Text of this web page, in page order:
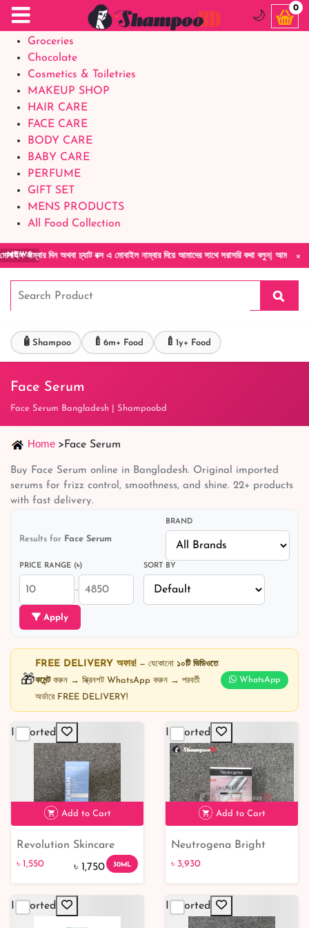
Food Supplements
Baby Foods
Groceries
Chocolate
Cosmetics & Toiletries
MAKEUP SHOP
HAIR CARE
FACE CARE
BODY CARE
BABY CARE
PERFUME
GIFT SET
MENS PRODUCTS
All Food Collection
×
NEWSচ্যাট বক্স এ মোবাইল নাম্বার দিয়ে আমাদের সাথে সরাসরি কথা বলুন| আমাদের যেকোনো পণ্য
🌙
0
🧴 Shampoo 🍼 6m+ Food 🍼 1y+ Food
Face Serum
Face Serum Bangladesh | Shampoobd
Home >Face Serum
Buy Face Serum online in Bangladesh. Original imported
serums for frizz control, smoothness, and shine. 22+ products
with fast delivery.
Results for Face Serum
BRAND
PRICE RANGE (৳)
–
SORT BY
Apply
🎁
FREE DELIVERY অফার! — যেকোনো ১০টি ভিডিওতে
কমেন্টকরুন → স্ক্রিনশট WhatsApp করুন → পরবর্তী
অর্ডারে FREE DELIVERY!
WhatsApp
Imported
Add to Cart
Revolution Skincare
Targeted Blemish Serum
৳ 1,550 ৳ 1,750 30ML
Imported
Add to Cart
Neutrogena Bright
Boost Illuminating
৳ 3,930
Imported Imported